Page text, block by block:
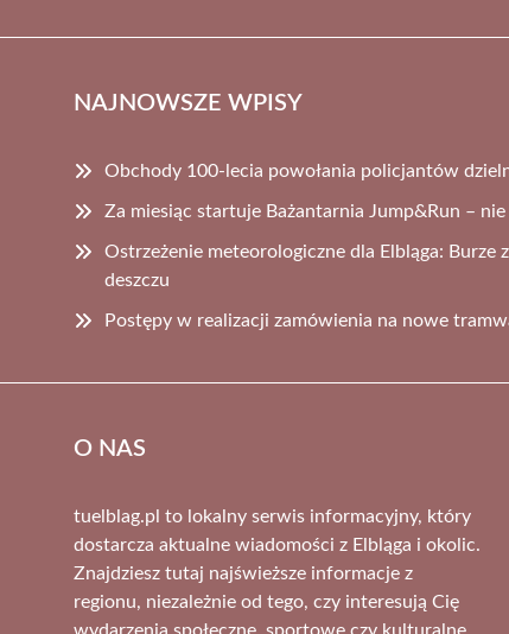
NAJNOWSZE WPISY
Obchody 100-lecia powołania policjantów
Za miesiąc startuje Bażantarnia Jump&Run – nie
Ostrzeżenie meteorologiczne dla Elbląga: Burze
deszczu
Postępy w realizacji zamówienia na nowe
O NAS
tuelblag.pl to lokalny serwis informacyjny, który
dostarcza aktualne wiadomości z Elbląga i okolic.
Znajdziesz tutaj najświeższe informacje z
regionu, niezależnie od tego, czy interesują Cię